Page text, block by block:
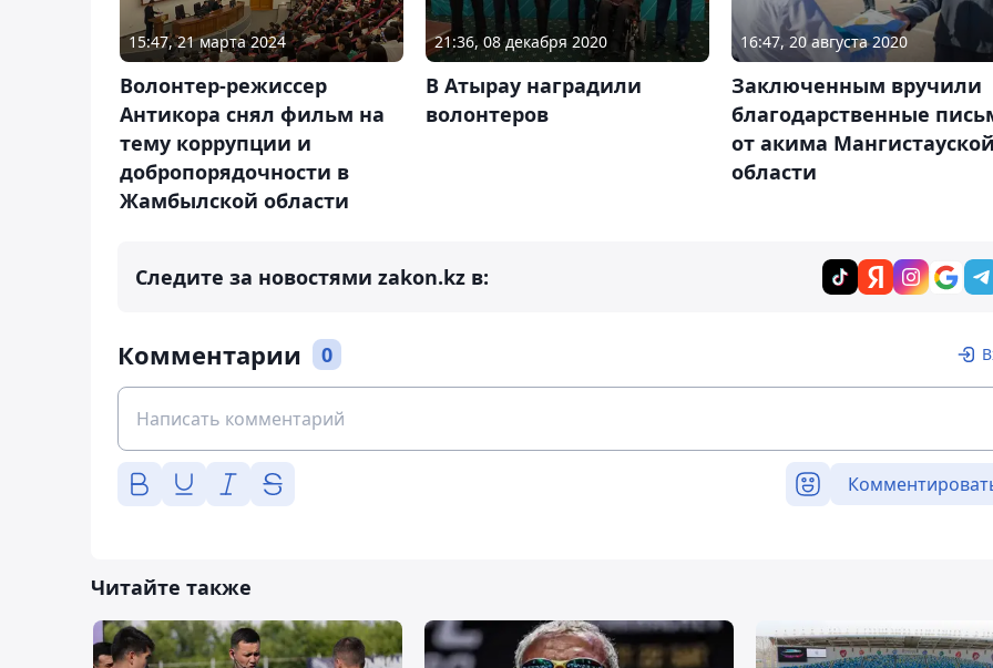
15:47, 21 марта 2024
Волонтер-режиссер
Антикора снял фильм на
тему коррупции и
добропорядочности в
Жамбылской области
21:36, 08 декабря 2020
В Атырау наградили
волонтеров
16:47, 20 августа 2020
Заключенным вручили
благодарственные
от акима
области
Следите за новостями zakon.kz в:
Комментарии 0
Читайте также